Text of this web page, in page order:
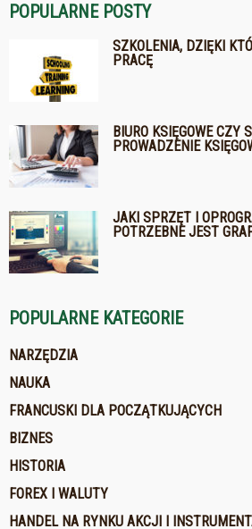
POPULARNE POSTY
SZKOLENIA, DZIĘKI
PRACĘ
BIURO KSIĘGOWE CZY
PROWADZENIE
JAKI SPRZĘT I
POTRZEBNE JEST
POPULARNE KATEGORIE
NARZĘDZIA
NAUKA
FRANCUSKI DLA POCZĄTKUJĄCYCH
BIZNES
HISTORIA
FOREX I WALUTY
HANDEL NA RYNKU AKCJI I